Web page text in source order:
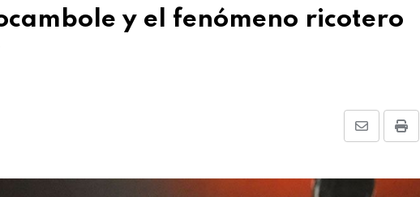
y el fenómeno ricotero
Print
Share
Email